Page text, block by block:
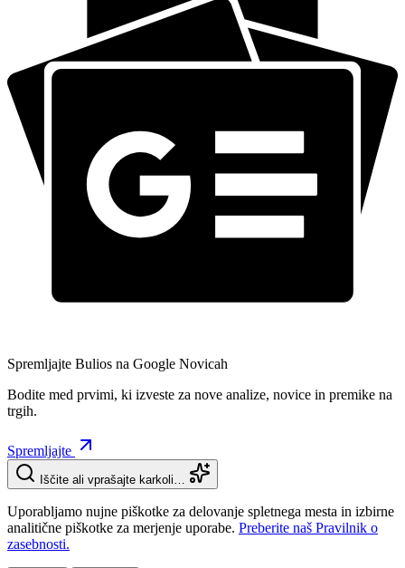
Spremljajte Bulios na Google Novicah
Bodite med prvimi, ki izveste za nove analize, novice in premike na
trgih.
Spremljajte
Iščite ali vprašajte karkoli…
Uporabljamo nujne piškotke za delovanje spletnega mesta in izbirne
analitične piškotke za merjenje uporabe. Preberite naš Pravilnik o
zasebnosti.